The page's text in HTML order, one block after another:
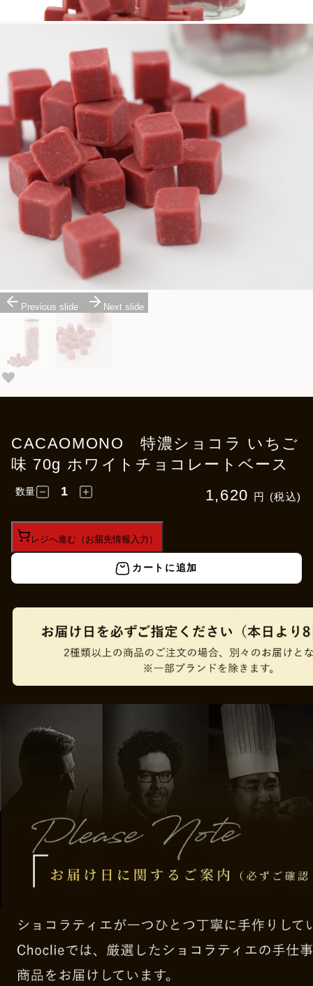
Previous slide Next slide
CACAOMONO 特濃ショコラ いちご
味 70g ホワイトチョコレートベース
1,620 円 (税込)
数量
レジへ進む（お届先情報入力）
カートに追加